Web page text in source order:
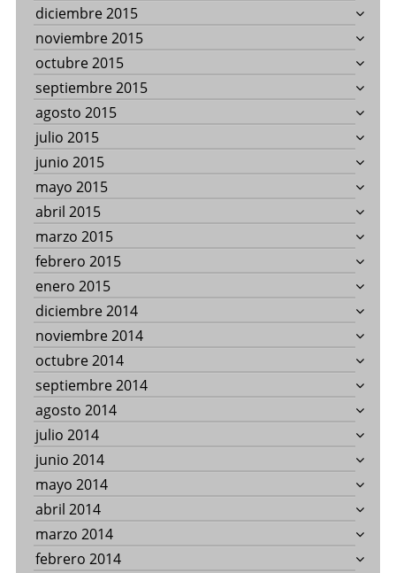
diciembre 2015
noviembre 2015
octubre 2015
septiembre 2015
agosto 2015
julio 2015
junio 2015
mayo 2015
abril 2015
marzo 2015
febrero 2015
enero 2015
diciembre 2014
noviembre 2014
octubre 2014
septiembre 2014
agosto 2014
julio 2014
junio 2014
mayo 2014
abril 2014
marzo 2014
febrero 2014